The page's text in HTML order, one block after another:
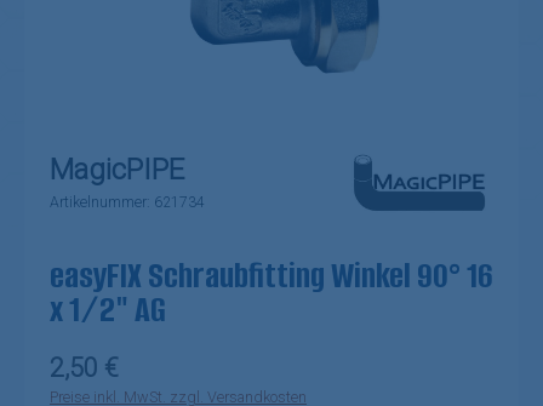
MagicPIPE
Artikelnummer: 621734
easyFIX Schraubfitting Winkel 90° 16
x 1/2" AG
Regulärer Preis:
2,50 €
Preise inkl. MwSt. zzgl. Versandkosten